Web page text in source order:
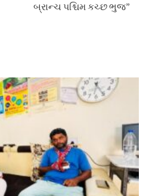
બ્રાન્ચ પશ્ચિમ કચ્છ ભુજ”